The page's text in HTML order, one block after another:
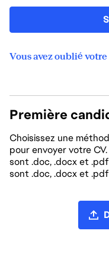
Vous avez oublié
Première
Choisissez une
pour envoyer votre
sont .doc, .docx et
sont .doc, .docx et .pdf